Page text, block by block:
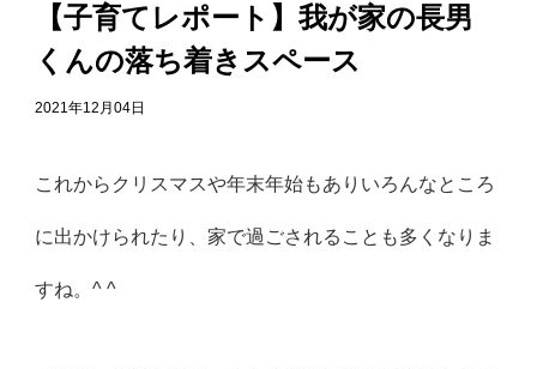
【子育てレポート】我が家の長男
くんの落ち着きスペース
2021年12月04日
これからクリスマスや年末年始もありいろんなところ
に出かけられたり、家で過ごされることも多くなりま
すね。^ ^